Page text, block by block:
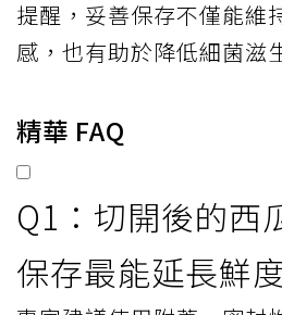
提醒，妥善保存不僅能維
感，也有助於降低細菌滋
精華 FAQ
Q1：切開後的西
保存最能延長鮮